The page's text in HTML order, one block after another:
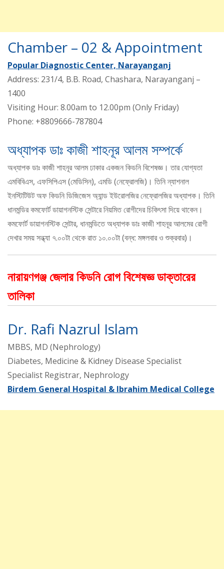
Chamber – 02 & Appointment
Popular Diagnostic Center, Narayanganj
Address: 231/4, B.B. Road, Chashara, Narayanganj –
1400
Visiting Hour: 8.00am to 12.00pm (Only Friday)
Phone: +8809666-787804
অধ্যাপক ডাঃ কাজী শাহনূর আলম সম্পর্কে
অধ্যাপক ডাঃ কাজী শাহনূর আলম ঢাকার একজন কিডনি বিশেষজ্ঞ। তার যোগ্যতা
এমবিবিএস, এফসিপিএস (মেডিসিন), এমডি (নেফ্রোলজি)। তিনি ন্যাশনাল
ইনস্টিটিউট অফ কিডনি ডিজিজেস অ্যান্ড ইউরোলজির নেফ্রোলজির অধ্যাপক। তিনি
ধানমন্ডির কমফোর্ট ডায়াগনস্টিক সেন্টারে নিয়মিত রোগীদের চিকিৎসা দিয়ে থাকেন।
কমফোর্ট ডায়াগনস্টিক সেন্টার, ধানমন্ডিতে অধ্যাপক ডাঃ কাজী শাহনূর আলমের রোগী
দেখার সময় সন্ধ্যা ৭.০০টা থেকে রাত ১০.০০টা (বন্ধ: মঙ্গলবার ও শুক্রবার)।
নারায়ণগঞ্জ জেলার কিডনি রোগ বিশেষজ্ঞ ডাক্তারের
তালিকা
Dr. Rafi Nazrul Islam
MBBS, MD (Nephrology)
Diabetes, Medicine & Kidney Disease Specialist
Specialist Registrar, Nephrology
Birdem General Hospital & Ibrahim Medical College